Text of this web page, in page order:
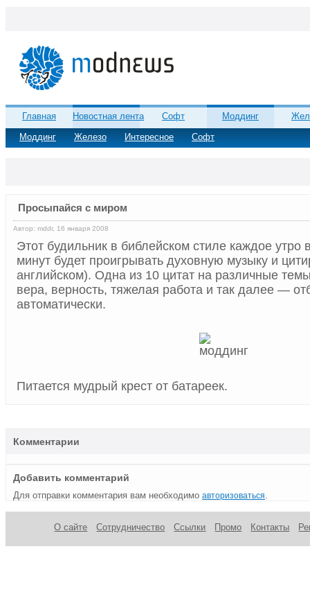
Главная
Новостная лента
Моддинг
Железо Интересное Софт
Софт Моддинг
Просыпайся с миром
Автор: mddr, 16 января 2008
Этот будильник в библейском стиле каждое утро
минут будет проигрывать духовную музыку и
английском). Одна из 10 цитат на различные
вера, верность, тяжелая работа и так далее —
автоматически.
Питается мудрый крест от батареек.
Комментарии
Добавить комментарий
Для отправки комментария вам необходимо авторизоваться
О сайте Сотрудничество Ссылки Промо Контакты